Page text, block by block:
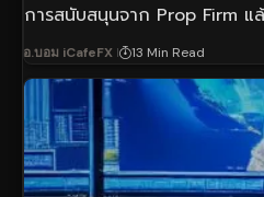
การสนับสนุนจาก Prop Firm
อ.บอม iCafeFX 13 Min Read